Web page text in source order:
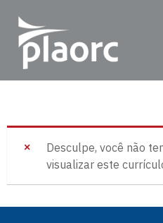
Desculpe, você não
visualizar este